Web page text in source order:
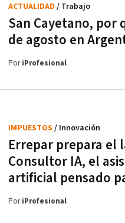
San Cayetano, por
de agosto en
ACTUALIDAD / Trabajo
PoriProfesional
Errepar prepara el
Consultor IA, el
artificial pensado
IMPUESTOS / Innovación
PoriProfesional